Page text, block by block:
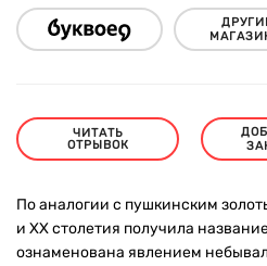
ЧИТАТЬ
ОТРЫВОК
По аналогии с пушкинским
и XX столетия получила
ознаменована явлением